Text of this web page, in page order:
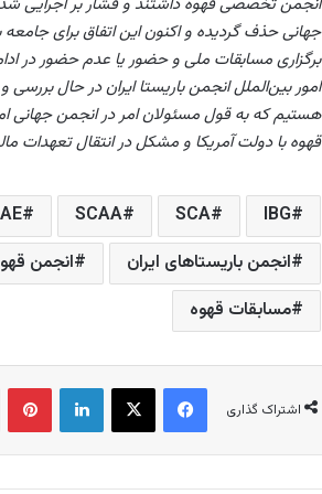
جهانی حذف گردیده و اکنون این اتفاق برای جامعه
برگزاری مسابقات ملی و حضور یا عدم حضور در
امور بین‌الملل انجمن باریستا ایران در حال
هستیم که به قول مسئولان امر در انجمن جهانی
قهوه با دولت آمریکا و مشکل در انتقال تعهدات
IBG
SCA
SCAA
انجمن باریستاهای ایران
انجمن
مسابقات قهوه
اشتراک گذاری
فیس بوک X لینکدین